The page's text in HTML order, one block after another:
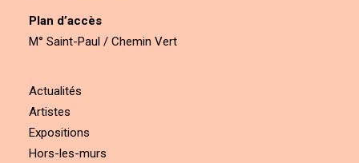
Plan d’accès
M° Saint-Paul / Chemin Vert
Actualités
Artistes
Expositions
Hors-les-murs